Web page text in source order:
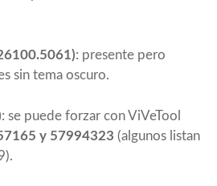
: presente pero
sin tema oscuro.
: se puede forzar con ViVeTool
y 57994323 (algunos listan